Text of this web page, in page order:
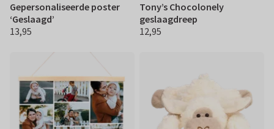
Gepersonaliseerde poster
‘Geslaagd’
€ 13,95
13,95
Tony’s Chocolonely
geslaagdreep
€ 12,95
12,95